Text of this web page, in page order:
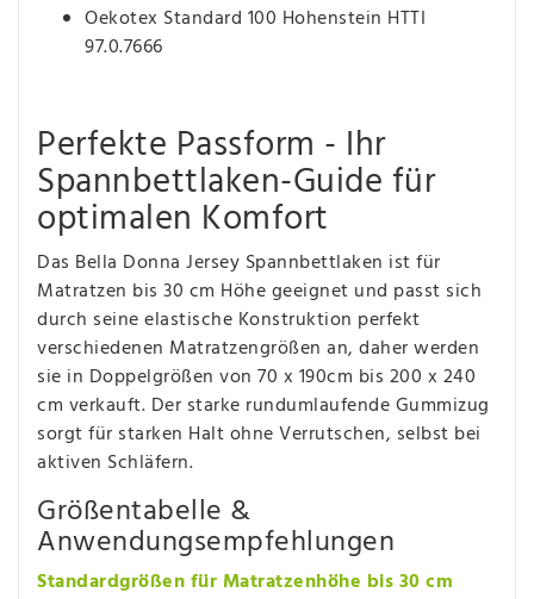
Oekotex Standard 100 Hohenstein HTTI
97.0.7666
Perfekte Passform - Ihr
Spannbettlaken-Guide für
optimalen Komfort
Das Bella Donna Jersey Spannbettlaken ist für
Matratzen bis 30 cm Höhe geeignet und passt sich
durch seine elastische Konstruktion perfekt
verschiedenen Matratzengrößen an, daher werden
sie in Doppelgrößen von 70 x 190cm bis 200 x 240
cm verkauft. Der starke rundumlaufende Gummizug
sorgt für starken Halt ohne Verrutschen, selbst bei
aktiven Schläfern.
Größentabelle &
Anwendungsempfehlungen
Standardgrößen für Matratzenhöhe bis 30 cm